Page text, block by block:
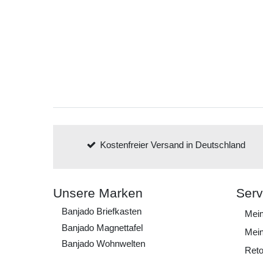
Kostenfreier Versand in Deutschland
Unsere Marken
Banjado Briefkasten
Banjado Magnettafel
Banjado Wohnwelten